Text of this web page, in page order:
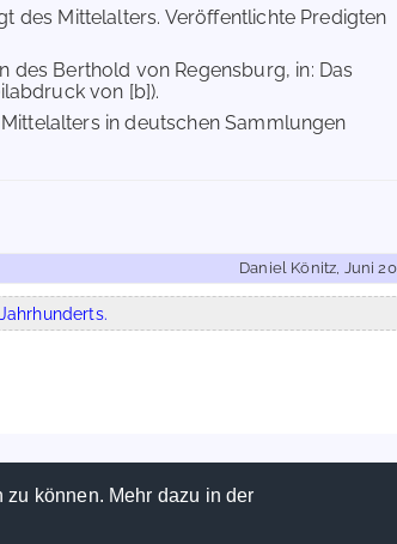
können. Mehr dazu in der
des Mittelalters. Veröffentlichte Predigten
des Berthold von Regensburg, in: Das
von [b]).
in deutschen Sammlungen
Daniel Könitz, Juni